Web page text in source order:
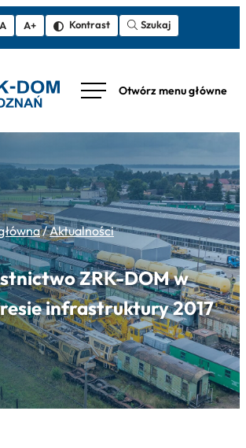
A A+ Kontrast Szukaj
/Aktualności
ZRK-DOM w
infrastruktury 2017